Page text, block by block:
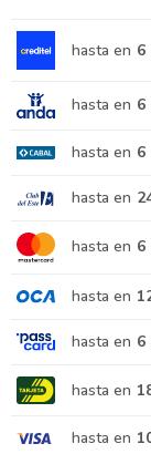
hasta en 6
hasta en 6
hasta en 6
hasta en
hasta en 6
hasta en
hasta en 6
hasta en
hasta en